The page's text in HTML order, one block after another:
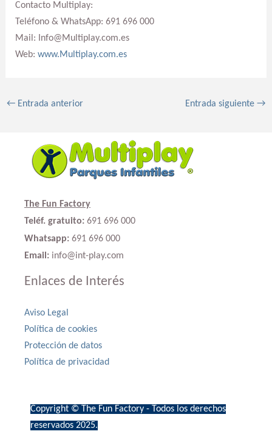
Contacto Multiplay:
Teléfono & WhatsApp: 691 696 000
Mail: Info@Multiplay.com.es
Web: www.Multiplay.com.es
←Entrada anterior Entrada siguiente→
The Fun Factory
Teléf. gratuito: 691 696 000
Whatsapp: 691 696 000
Email: info@int-play.com
Enlaces de Interés
Aviso Legal
Política de cookies
Protección de datos
Política de privacidad
Copyright © The Fun Factory - Todos los derechos
reservados 2025.